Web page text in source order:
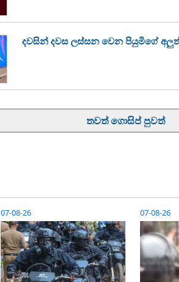
දවසින් දවස ලස්සන වෙන පියුමිගේ
තවත් ගොසිප් පුවත්
07-08-26 07-08-26